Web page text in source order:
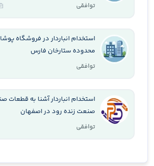
توافقی
استخدام انباردار در فروشگاه
محدوده ستارخان فارس
توافقی
استخدام انباردار آشنا به
صنعت زنده رود در اصفهان
توافقی